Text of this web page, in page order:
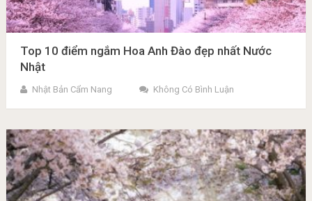
Top 10 điểm ngắm Hoa Anh Đào đẹp nhất Nước
Nhật
Nhật Bản Cẩm Nang Không Có Bình Luận